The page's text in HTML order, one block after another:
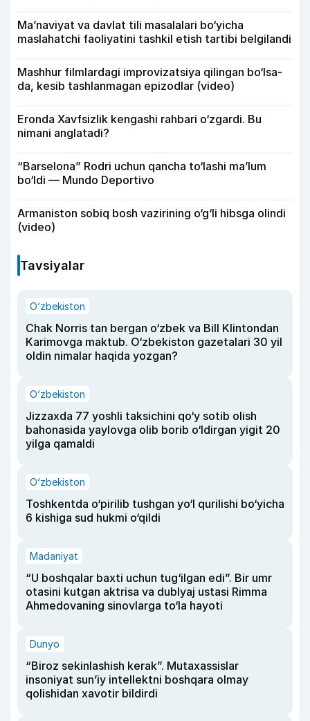
Ma’naviyat va davlat tili masalalari bo‘yicha
maslahatchi faoliyatini tashkil etish tartibi belgilandi
Mashhur filmlardagi improvizatsiya qilingan bo‘lsa-
da, kesib tashlanmagan epizodlar (video)
Eronda Xavfsizlik kengashi rahbari o‘zgardi. Bu
nimani anglatadi?
“Barselona” Rodri uchun qancha to‘lashi ma’lum
bo‘ldi — Mundo Deportivo
Armaniston sobiq bosh vazirining o‘g‘li hibsga olindi
(video)
Tavsiyalar
O‘zbekiston
Chak Norris tan bergan o‘zbek va Bill Klintondan
Karimovga maktub. O‘zbekiston gazetalari 30 yil
oldin nimalar haqida yozgan?
O‘zbekiston
Jizzaxda 77 yoshli taksichini qo‘y sotib olish
bahonasida yaylovga olib borib o‘ldirgan yigit 20
yilga qamaldi
O‘zbekiston
Toshkentda o‘pirilib tushgan yo‘l qurilishi bo‘yicha
6 kishiga sud hukmi o‘qildi
Madaniyat
“U boshqalar baxti uchun tug‘ilgan edi”. Bir umr
otasini kutgan aktrisa va dublyaj ustasi Rimma
Ahmedovaning sinovlarga to‘la hayoti
Dunyo
“Biroz sekinlashish kerak”. Mutaxassislar
insoniyat sun’iy intellektni boshqara olmay
qolishidan xavotir bildirdi